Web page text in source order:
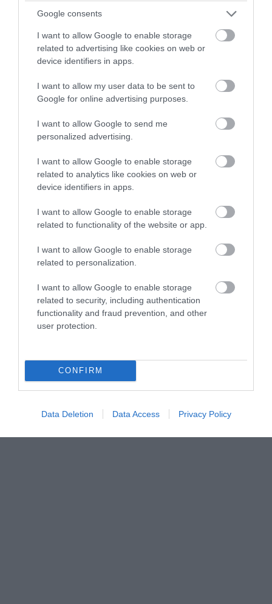
Google consents
I want to allow Google to enable storage
related to advertising like cookies on web or
device identifiers in apps.
I want to allow my user data to be sent to
Google for online advertising purposes.
I want to allow Google to send me
personalized advertising.
I want to allow Google to enable storage
related to analytics like cookies on web or
device identifiers in apps.
I want to allow Google to enable storage
related to functionality of the website or app.
I want to allow Google to enable storage
related to personalization.
I want to allow Google to enable storage
related to security, including authentication
functionality and fraud prevention, and other
user protection.
CONFIRM
Data Deletion Data Access Privacy Policy
Primosten, Horvátország
Fotó: Hotel Zora Primosten
St. George, Bermuda
Fotó: JoshuaDavisPhotography